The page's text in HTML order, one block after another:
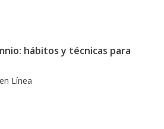
hábitos y técnicas para
Línea